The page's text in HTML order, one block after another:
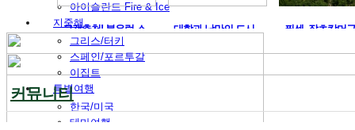
아이슬란드 Fire & Ice
지중해
그리스/터키
스페인/포르투갈
이집트
특별여행
한국/미국
테마여행
고객추천! 북유럽 스.. 대학과 낭만의 도시 .. 퓌센, 잘츠캄머
커뮤니티